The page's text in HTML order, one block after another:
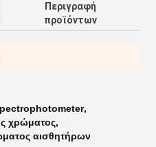
Περιγραφή
προϊόντων
,
χρώματος,
αισθητήρων